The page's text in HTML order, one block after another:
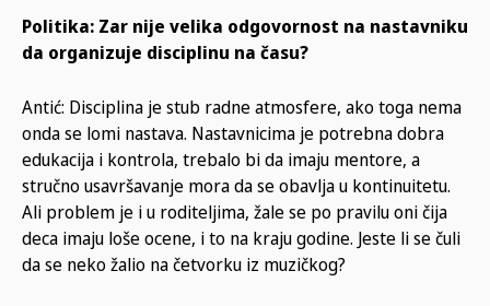
Politika: Zar nije velika odgovornost na nastavniku
da organizuje disciplinu na času?
Antić: Disciplina je stub radne atmosfere, ako toga nema
onda se lomi nastava. Nastavnicima je potrebna dobra
edukacija i kontrola, trebalo bi da imaju mentore, a
stručno usavršavanje mora da se obavlja u kontinuitetu.
Ali problem je i u roditeljima, žale se po pravilu oni čija
deca imaju loše ocene, i to na kraju godine. Jeste li se čuli
da se neko žalio na četvorku iz muzičkog?